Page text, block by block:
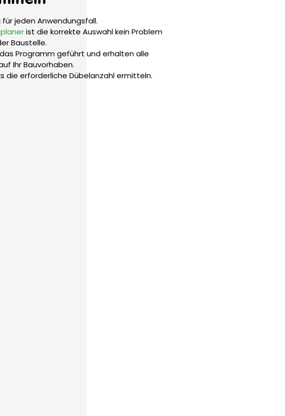
jeden Anwendungsfall.
ist die korrekte Auswahl kein Problem
Baustelle.
Programm geführt und erhalten alle
Ihr Bauvorhaben.
die erforderliche Dübelanzahl ermitteln.